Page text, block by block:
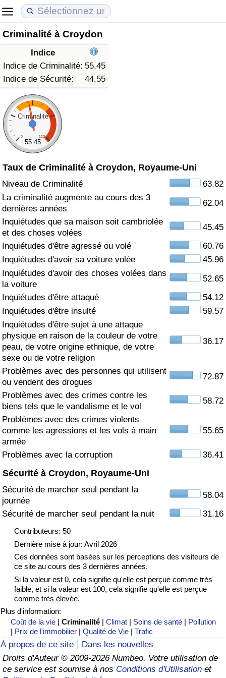
Criminalité à Croydon
Indice
Indice de Criminalité: 55,45
Indice de Sécurité:
44,55
Criminalité
0 120
55.45
Taux de Criminalité à Croydon, Royaume-Uni
Niveau de Criminalité
63.82
La criminalité augmente au cours des 3
dernières années
62.04
Inquiétudes que sa maison soit cambriolée
et des choses volées
45.45
Inquiétudes d'être agressé ou volé
60.76
Inquiétudes d'avoir sa voiture volée
45.96
Inquiétudes d'avoir des choses volées dans
la voiture
52.65
Inquiétudes d'être attaqué
54.12
Inquiétudes d'être insulté
59.57
Inquiétudes d'être sujet à une attaque
physique en raison de la couleur de votre
peau, de votre origine ethnique, de votre
sexe ou de votre religion
36.17
Problèmes avec des personnes qui utilisent
ou vendent des drogues
72.87
Problèmes avec des crimes contre les
biens tels que le vandalisme et le vol
58.72
Problèmes avec des crimes violents
comme les agressions et les vols à main
armée
55.65
Problèmes avec la corruption 36.41
Sécurité à Croydon, Royaume-Uni
Sécurité de marcher seul pendant la
journée
58.04
Sécurité de marcher seul pendant la nuit
31.16
Contributeurs: 50
Dernière mise à jour: Avril 2026
Ces données sont basées sur les perceptions des visiteurs de
ce site au cours des 3 dernières années.
Si la valeur est 0, cela signifie qu'elle est perçue comme très
faible, et si la valeur est 100, cela signifie qu'elle est perçue
comme très élevée.
Plus d'information:
Coût de la vie |Criminalité |Climat | Soins de santé | Pollution
| Prix de l'immobilier |Qualité de Vie |Trafic
À propos de ce site
Dans les nouvelles
Droits d'Auteur © 2009-2026 Numbeo. Votre utilisation de
ce service est soumise à nos Conditions d'Utilisation et
Coût de la vie
Indice du Coût de la Vie (Actuel)
Indice du Coût de la Vie
Indice du coût de la vie par pays
à Akaba
Prix de l'immobilier
Indice des Prix de l'immobilier (Actuel)
Indice des Prix de l'immobilier
Indice des Prix de l'immobilier par Pays
Qualité de Vie
Indice de Qualité de Vie
Indice de Qualité de Vie (Actuel)
Indice de qualité de vie par pays
Criminalité
Indice de Criminalité (Actuel)
Indice de Criminalité
Indice de criminalité par pays
Soins de santé
Indice des soins de santé (Actuel)
Indice des soins de santé
Indice des soins de santé par Pays
Pollution
Indice de Pollution (Actuel)
Indice de pollution
Indice de Pollution par Pays
Trafic
Indice de Trafic
Indice de Trafic (Actuel)
Indice de Trafic par Pays